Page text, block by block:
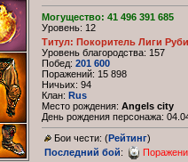
Могущество: 41 496 391 685
Уровень: 12
Титул: Покоритель Лиги
Уровень благородства: 157
Побед: 201 600
Поражений: 15 898
Ничьих: 94
Клан: Rus
Место рождения: Angels city
День рождения персонажа:
Бои чести: (Рейтинг)
Последний бой: